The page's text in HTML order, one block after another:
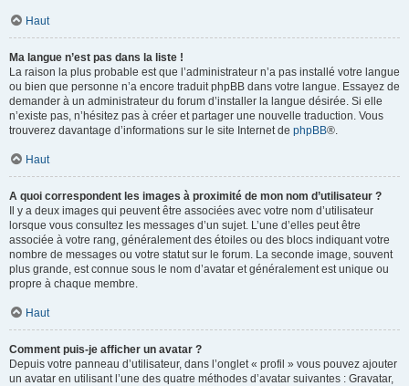
Haut
Ma langue n’est pas dans la liste !
La raison la plus probable est que l’administrateur n’a pas installé votre langue
ou bien que personne n’a encore traduit phpBB dans votre langue. Essayez de
demander à un administrateur du forum d’installer la langue désirée. Si elle
n’existe pas, n’hésitez pas à créer et partager une nouvelle traduction. Vous
trouverez davantage d’informations sur le site Internet de phpBB®.
Haut
A quoi correspondent les images à proximité de mon nom d’utilisateur ?
Il y a deux images qui peuvent être associées avec votre nom d’utilisateur
lorsque vous consultez les messages d’un sujet. L’une d’elles peut être
associée à votre rang, généralement des étoiles ou des blocs indiquant votre
nombre de messages ou votre statut sur le forum. La seconde image, souvent
plus grande, est connue sous le nom d’avatar et généralement est unique ou
propre à chaque membre.
Haut
Comment puis-je afficher un avatar ?
Depuis votre panneau d’utilisateur, dans l’onglet « profil » vous pouvez ajouter
un avatar en utilisant l’une des quatre méthodes d’avatar suivantes : Gravatar,